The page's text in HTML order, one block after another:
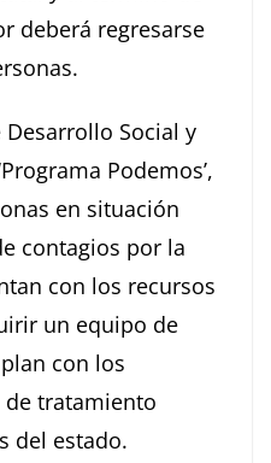
deberá regresarse
Desarrollo Social y
Podemos’,
en situación
contagios por la
con los recursos
un equipo de
con los
tratamiento
del estado.